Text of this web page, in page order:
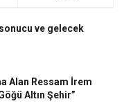
ve gelecek
Alan Ressam İrem
Altın Şehir”